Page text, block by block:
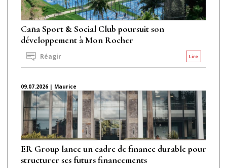
Caña Sport & Social Club poursuit son
développement à Mon Rocher
Lire
Réagir
09.07.2026 | Maurice
ER Group lance un cadre de finance durable pour
structurer ses futurs financements